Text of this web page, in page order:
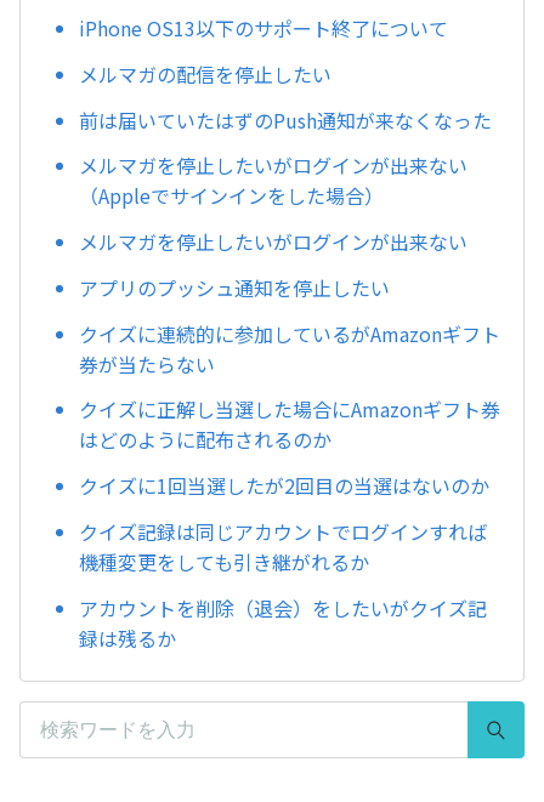
iPhone OS13以下のサポート終了について
メルマガの配信を停止したい
前は届いていたはずのPush通知が来なくなった
メルマガを停止したいがログインが出来ない
（Appleでサインインをした場合）
メルマガを停止したいがログインが出来ない
アプリのプッシュ通知を停止したい
クイズに連続的に参加しているがAmazonギフト
券が当たらない
クイズに正解し当選した場合にAmazonギフト券
はどのように配布されるのか
クイズに1回当選したが2回目の当選はないのか
クイズ記録は同じアカウントでログインすれば
機種変更をしても引き継がれるか
アカウントを削除（退会）をしたいがクイズ記
録は残るか